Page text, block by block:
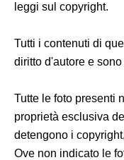
leggi sul copyright.
Tutti i contenuti di
diritto d'autore e
Tutte le foto presenti
proprietà esclusiva
detengono i
Ove non indicato le